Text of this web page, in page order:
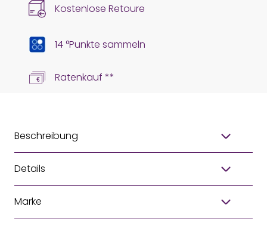
Kostenlose Retoure
14 °Punkte sammeln
Ratenkauf **
Beschreibung
Details
Marke